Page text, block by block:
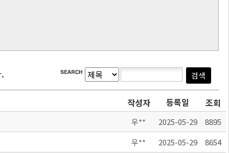
작성자 등록일 조회
우** 2025-05-29
8895
우**
2025-05-29 8654